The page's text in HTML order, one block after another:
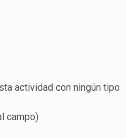
actividad con ningún tipo
campo)